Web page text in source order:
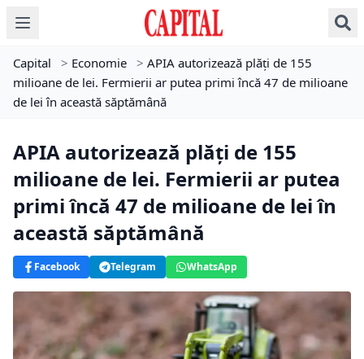
Capital > Economie > APIA autorizează plăți de 155
milioane de lei. Fermierii ar putea primi încă 47 de milioane
de lei în această săptămână
APIA autorizează plăți de 155
milioane de lei. Fermierii ar putea
primi încă 47 de milioane de lei în
această săptămână
Facebook Telegram WhatsApp